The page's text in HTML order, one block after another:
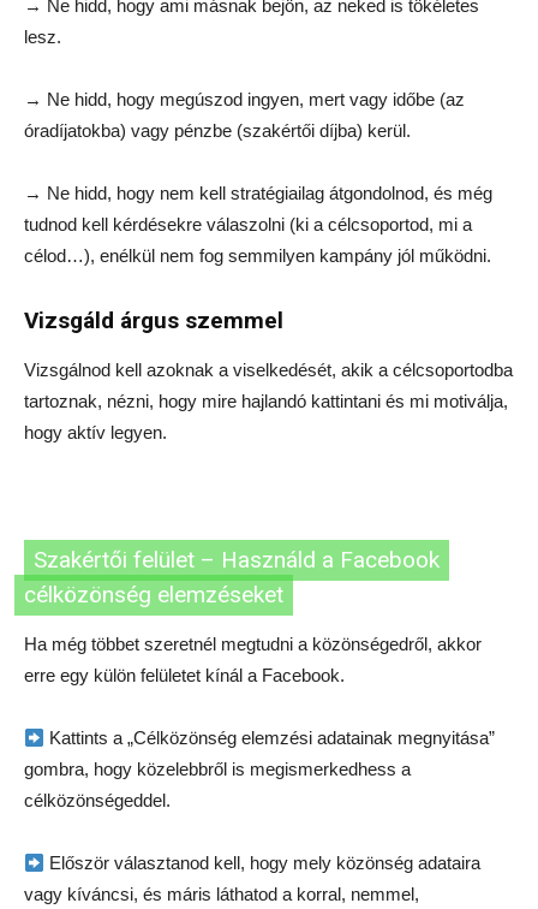
→ Ne hidd, hogy ami másnak bejön, az neked is tökéletes
lesz.
→ Ne hidd, hogy megúszod ingyen, mert vagy időbe (az
óradíjatokba) vagy pénzbe (szakértői díjba) kerül.
→ Ne hidd, hogy nem kell stratégiailag átgondolnod, és még
tudnod kell kérdésekre válaszolni (ki a célcsoportod, mi a
célod…), enélkül nem fog semmilyen kampány jól működni.
Vizsgáld árgus szemmel
Vizsgálnod kell azoknak a viselkedését, akik a célcsoportodba
tartoznak, nézni, hogy mire hajlandó kattintani és mi motiválja,
hogy aktív legyen.
Szakértői felület – Használd a Facebook
célközönség elemzéseket
Ha még többet szeretnél megtudni a közönségedről, akkor
erre egy külön felületet kínál a Facebook.
Kattints a „Célközönség elemzési adatainak megnyitása”
gombra, hogy közelebbről is megismerkedhess a
célközönségeddel.
Először választanod kell, hogy mely közönség adataira
vagy kíváncsi, és máris láthatod a korral, nemmel,